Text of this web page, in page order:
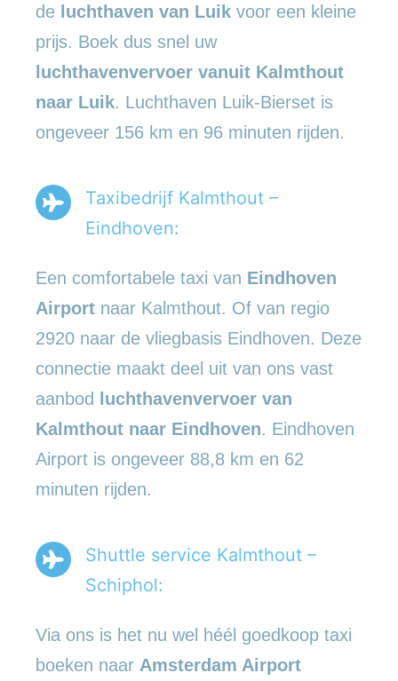
de luchthaven van Luik voor een kleine
prijs. Boek dus snel uw
luchthavenvervoer vanuit Kalmthout
naar Luik. Luchthaven Luik-Bierset is
ongeveer 156 km en 96 minuten rijden.
Taxibedrijf Kalmthout –
Eindhoven:
Een comfortabele taxi van Eindhoven
Airport naar Kalmthout. Of van regio
2920 naar de vliegbasis Eindhoven. Deze
connectie maakt deel uit van ons vast
aanbod
luchthavenvervoer van
Kalmthout naar Eindhoven. Eindhoven
Airport is ongeveer 88,8 km en 62
minuten rijden.
Shuttle service Kalmthout –
Schiphol:
Via ons is het nu wel héél goedkoop taxi
boeken naar Amsterdam Airport